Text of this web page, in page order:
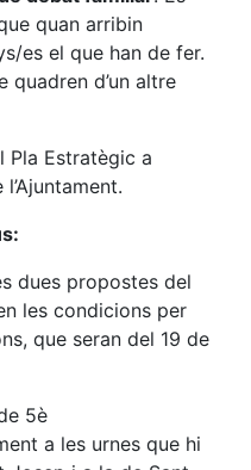
quan arribin
es el que han de fer.
quadren d’un altre
Pla Estratègic a
dues propostes del
les condicions per
que seran del 19 de
5è
a les urnes que hi